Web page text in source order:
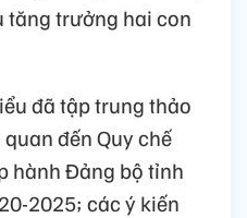
tăng trưởng hai con
đã tập trung thảo
đến Quy chế
hành Đảng bộ tỉnh
2025; các ý kiến